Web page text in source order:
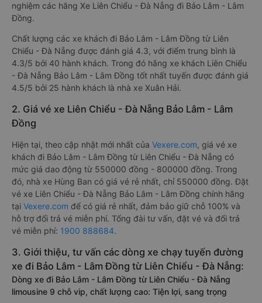
nghiệm các hãng Xe Liên Chiểu - Đà Nẵng đi Bảo Lâm - Lâm
Đồng.
Chất lượng các xe khách đi Bảo Lâm - Lâm Đồng từ Liên
Chiểu - Đà Nẵng được đánh giá 4.3, với điểm trung bình là
4.3/5 bởi 40 hành khách. Trong đó hãng xe khách Liên Chiểu
- Đà Nẵng Bảo Lâm - Lâm Đồng tốt nhất tuyến được đánh giá
4.5/5 bởi 25 hành khách là nhà xe Xuân Hải.
2. Giá vé xe Liên Chiểu - Đà Nẵng Bảo Lâm - Lâm
Đồng
Hiện tại, theo cập nhật mới nhất của Vexere.com, giá vé xe
khách đi Bảo Lâm - Lâm Đồng từ Liên Chiểu - Đà Nẵng có
mức giá dao động từ 550000 đồng - 800000 đồng. Trong
đó, nhà xe Hùng Ban có giá vé rẻ nhất, chỉ 550000 đồng. Đặt
vé xe Liên Chiểu - Đà Nẵng Bảo Lâm - Lâm Đồng chính hãng
tại Vexere.com để có giá rẻ nhất, đảm bảo giữ chỗ 100% và
hỗ trợ đổi trả vé miễn phí. Tổng đài tư vấn, đặt vé và đổi trả
vé miễn phí: 1900 888684.
3. Giới thiệu, tư vấn các dòng xe chạy tuyến đường
xe đi Bảo Lâm - Lâm Đồng từ Liên Chiểu - Đà Nẵng:
Dòng xe đi Bảo Lâm - Lâm Đồng từ Liên Chiểu - Đà Nẵng
limousine 9 chỗ vip, chất lượng cao: Tiện lợi, sang trọng